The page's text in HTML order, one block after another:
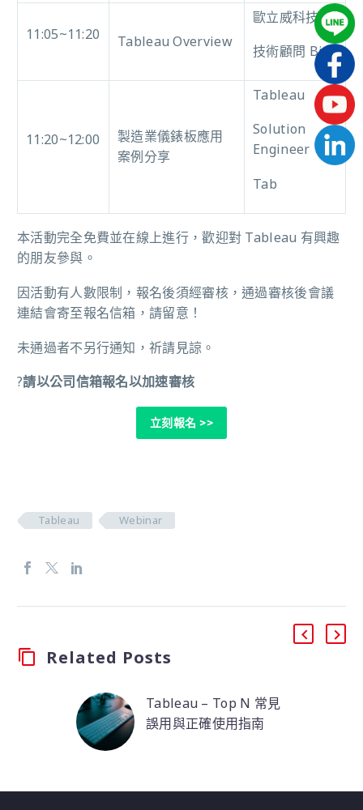
11:05~11:20 Tableau Overview
歐立威科技
技術顧問 Bit
11:20~12:00
製造業儀錶板應用
案例分享
Tableau
Solution
Engineer
Tab
本活動完全免費並在線上進行，歡迎對 Tableau 有興趣
的朋友參與。
因活動有人數限制，報名後須經審核，通過審核後會議
連結會寄至報名信箱，請留意！
未通過者不另行通知，祈請見諒。
?請以公司信箱報名以加速審核
立刻報名>>
Tableau Webinar
Related Posts
Tableau – Top N 常見
誤用與正確使用指南